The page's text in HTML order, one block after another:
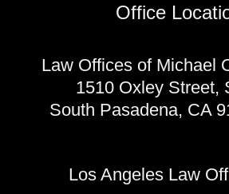
Office
Law Offices of Michael
1510 Oxley Street,
South Pasadena, CA
Los Angeles Law